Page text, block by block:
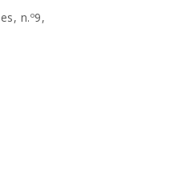
n.º9,